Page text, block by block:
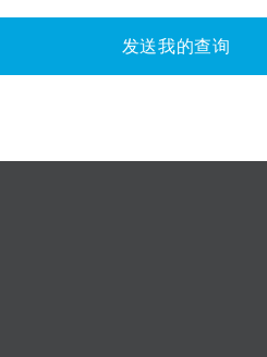
发送我的查询